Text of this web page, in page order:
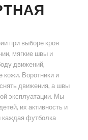
при выборе кроя
мягкие швы и
движений,
кожи. Воротники и
движения, а швы
эксплуатации. Мы
их активность и
каждая футболка